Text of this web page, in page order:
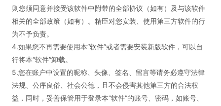
则您须同意并接受该软件中附带的全部协议（如有）及与该软件
相关的全部政策（如有）。精臣对您安装、使用第三方软件的行
为不予负责。
4.如果您不再需要使用本“软件”或者需要安装新版软件，可以自
行将本“软件”卸载。
5.您在账户中设置的昵称、头像、签名、留言等请务必遵守法律
法规、公序良俗、社会公德，且不会侵害其他第三方的合法权
益，同时，妥善保管用于登录本“软件”的账号、密码，如账号、